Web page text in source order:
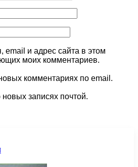
email и адрес сайта в этом
моих комментариев.
комментариях по email.
записях почтой.